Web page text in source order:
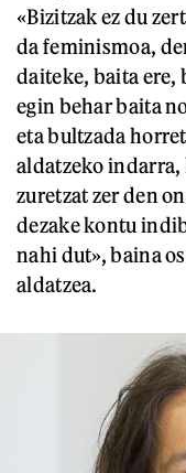
«Bizitzak ez du
da feminismoa,
daiteke, baita ere,
egin behar baita
eta bultzada
aldatzeko
zuretzat zer den
dezake kontu
nahi dut», baina
aldatzea.